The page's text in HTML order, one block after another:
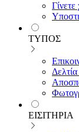
ΤΥΠΟΣ
ΕΙΣΙΤΗΡΙΑ